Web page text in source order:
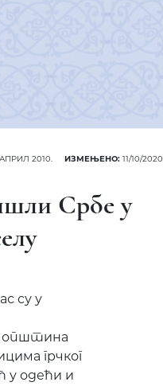
2010. ИЗМЕЊЕНО: 11/10/2020
Србе у
су у
општина
грчког
у одећи и